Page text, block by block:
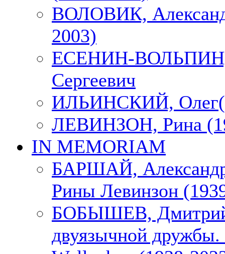
ВОЛОВИК,
2003)
ЕСЕНИН-ВОЛЬПИН,
Сергеевич
ИЛЬИНСКИЙ,
ЛЕВИНЗОН, Рина
IN MEMORIAM
БАРШАЙ,
Рины Левинзон
БОБЫШЕВ,
двуязычной